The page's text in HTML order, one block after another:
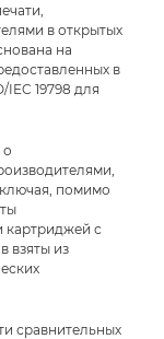
в открытых
на
в
IEC 19798 для
о
помимо
картриджей с
взяты из
сравнительных